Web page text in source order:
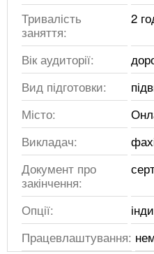
Тривалість
заняття:
2
Вік аудиторії:
Вид підготовки:
Місто:
Викладач:
Документ про
закінчення:
Опції:
Працевлаштування: